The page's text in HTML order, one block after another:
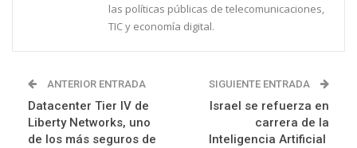
las políticas públicas de telecomunicaciones,
TIC y economía digital.
ANTERIOR ENTRADA
Datacenter Tier IV de
Liberty Networks, uno
de los más seguros de
SIGUIENTE ENTRADA
Israel se refuerza en
carrera de la
Inteligencia Artificial